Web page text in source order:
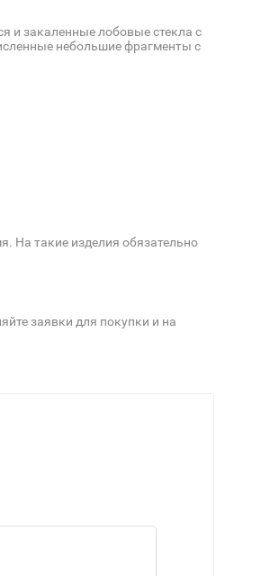
и закаленные лобовые стекла с
небольшие фрагменты с
На такие изделия обязательно
заявки для покупки и на